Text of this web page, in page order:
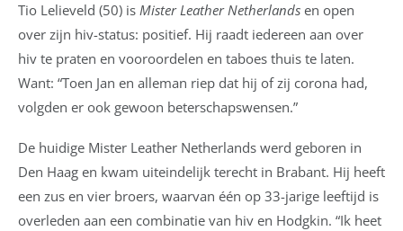
Tio Lelieveld (50) is Mister Leather Netherlands en open
over zijn hiv-status: positief. Hij raadt iedereen aan over
hiv te praten en vooroordelen en taboes thuis te laten.
Want: “Toen Jan en alleman riep dat hij of zij corona had,
volgden er ook gewoon beterschapswensen.”
De huidige Mister Leather Netherlands werd geboren in
Den Haag en kwam uiteindelijk terecht in Brabant. Hij heeft
een zus en vier broers, waarvan één op 33-jarige leeftijd is
overleden aan een combinatie van hiv en Hodgkin. “Ik heet